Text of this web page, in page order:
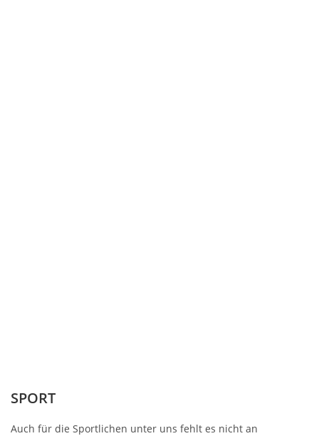
SPORT
Auch für die Sportlichen unter uns fehlt es nicht an